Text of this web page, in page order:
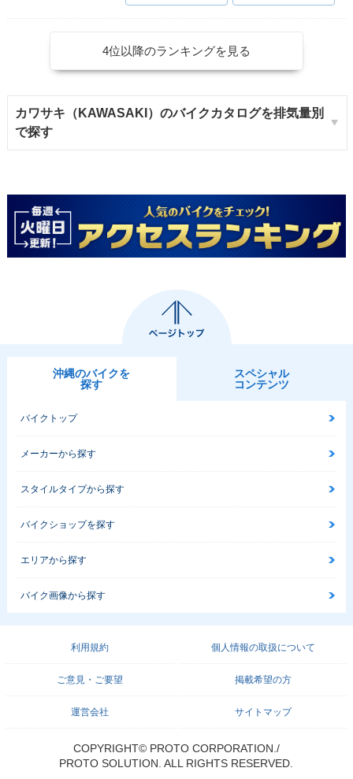
4位以降のランキングを見る
カワサキ（KAWASAKI）のバイクカタログを排気量別
で探す
沖縄のバイクを
探す
スペシャル
コンテンツ
バイクトップ
メーカーから探す
スタイルタイプから探す
バイクショップを探す
エリアから探す
バイク画像から探す
利用規約 個人情報の取扱について
ご意見・ご要望 掲載希望の方
運営会社 サイトマップ
COPYRIGHT© PROTO CORPORATION./
PROTO SOLUTION. ALL RIGHTS RESERVED.